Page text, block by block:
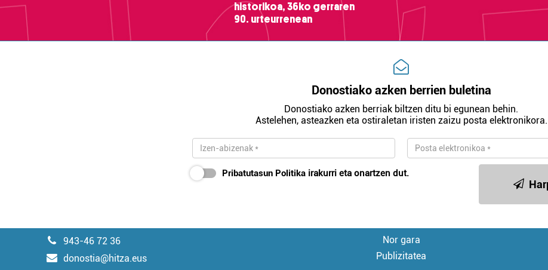
historikoa, 36ko gerraren
90. urteurrenean
Donostiako azken berrien buletina
Donostiako azken berriak biltzen ditu bi egunean behin.
Astelehen, asteazken eta ostiraletan iristen zaizu posta elektronikora.
Pribatutasun Politika irakurri eta onartzen dut.
943-46 72 36
donostia@hitza.eus
Nor gara
Publizitatea